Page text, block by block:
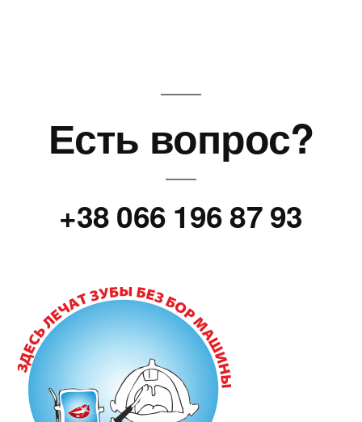
Есть вопрос?
+38 066 196 87 93